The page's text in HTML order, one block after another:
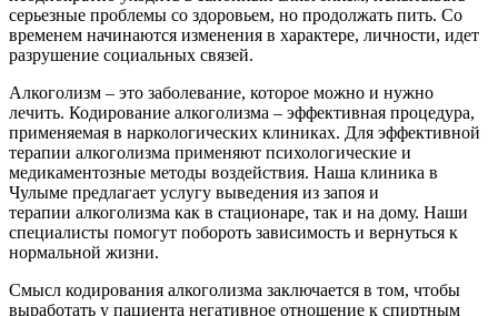
серьезные проблемы со здоровьем, но продолжать пить. Со
временем начинаются изменения в характере, личности, идет
разрушение социальных связей.
Алкоголизм – это заболевание, которое можно и нужно
лечить. Кодирование алкоголизма – эффективная процедура,
применяемая в наркологических клиниках. Для эффективной
терапии алкоголизма применяют психологические и
медикаментозные методы воздействия. Наша клиника в
Чулыме предлагает услугу выведения из запоя и
терапии алкоголизма как в стационаре, так и на дому. Наши
специалисты помогут побороть зависимость и вернуться к
нормальной жизни.
Смысл кодирования алкоголизма заключается в том, чтобы
выработать у пациента негативное отношение к спиртным